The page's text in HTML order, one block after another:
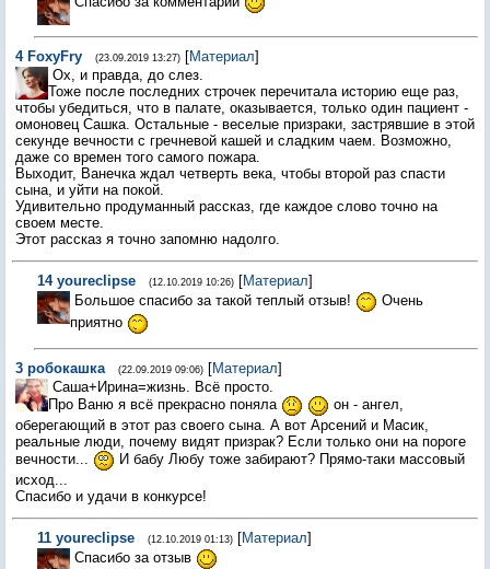
4 FoxyFry (23.09.2019 13:27) [Материал]
Ох, и правда, до слез.
Тоже после последних строчек перечитала историю еще раз,
чтобы убедиться, что в палате, оказывается, только один пациент -
омоновец Сашка. Остальные - веселые призраки, застрявшие в этой
секунде вечности с гречневой кашей и сладким чаем. Возможно,
даже со времен того самого пожара.
Выходит, Ванечка ждал четверть века, чтобы второй раз спасти
сына, и уйти на покой.
Удивительно продуманный рассказ, где каждое слово точно на
своем месте.
Этот рассказ я точно запомню надолго.
14 youreclipse (12.10.2019 10:26) [Материал]
Большое спасибо за такой теплый отзыв!
Очень
приятно
3 робокашка (22.09.2019 09:06) [Материал]
Саша+Ирина=жизнь. Всё просто.
Про Ваню я всё прекрасно поняла
он - ангел,
оберегающий в этот раз своего сына. А вот Арсений и Масик,
реальные люди, почему видят призрак? Если только они на пороге
вечности...
И бабу Любу тоже забирают? Прямо-таки массовый
исход...
Спасибо и удачи в конкурсе!
11 youreclipse (12.10.2019 01:13) [Материал]
Спасибо за отзыв